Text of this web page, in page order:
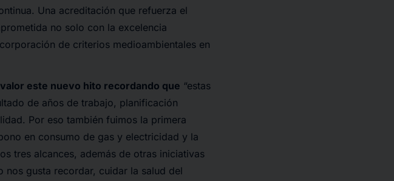
Una acreditación que refuerza el
no solo con la excelencia
de criterios medioambientales en
este nuevo hito recordando que “estas
de años de trabajo, planificación
Por eso también fuimos la primera
en consumo de gas y electricidad y la
tres alcances, además de otras iniciativas
gusta recordar, cuidar la salud del